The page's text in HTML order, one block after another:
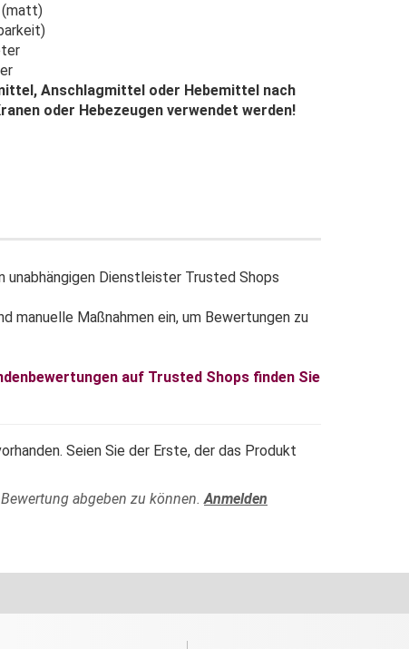
(matt)
Anschlagmittel oder Hebemittel nach
oder Hebezeugen verwendet werden!
unabhängigen Dienstleister Trusted Shops
manuelle Maßnahmen ein, um Bewertungen zu
auf Trusted Shops finden Sie
Seien Sie der Erste, der das Produkt
abgeben zu können.Anmelden